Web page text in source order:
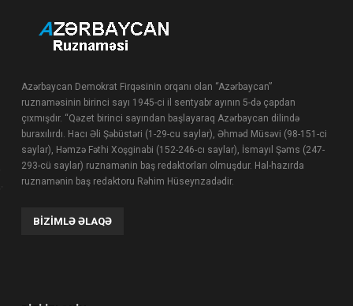
Azərbaycan Demokrat Firqəsinin orqanı olan “Azərbaycan”
ruznaməsinin birinci sayı 1945-ci il sentyabr ayının 5-də çapdan
çıxmışdır. “Qəzet birinci sayından başlayaraq Azərbaycan dilində
buraxılırdı. Hacı Əli Şəbüstəri (1-29-cu saylar), Əhməd Müsəvi (98-151-ci
saylar), Həmzə Fəthi Xoşginabi (152-246-cı saylar), İsmayıl Şəms (247-
293-cü saylar) ruznamənin baş redaktorları olmuşdur. Hal-hazırda
ruznamənin baş redaktoru Rəhim Hüseynzadədir.
BIZIMLƏ ƏLAQƏ